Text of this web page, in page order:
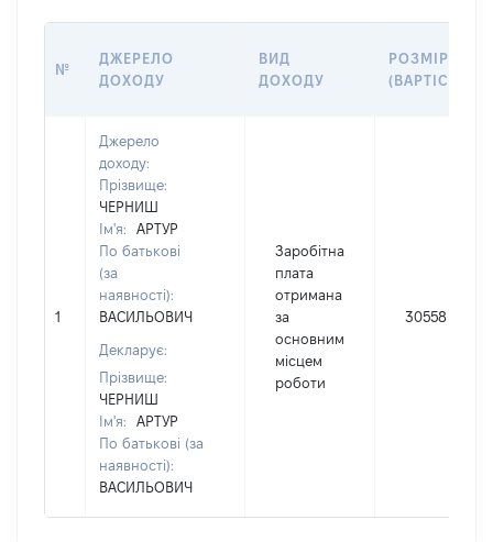
№
ДЖЕРЕЛО
ДОХОДУ
ВИД
ДОХОДУ
РОЗМІР
(ВАРТІСТЬ)
1
Джерело
доходу:
Прізвище:
ЧЕРНИШ
Ім'я:
АРТУР
По батькові
(за
наявності):
ВАСИЛЬОВИЧ
Декларує:
Прізвище:
ЧЕРНИШ
Ім'я:
АРТУР
По батькові (за
наявності):
ВАСИЛЬОВИЧ
Заробітна
плата
отримана
за
основним
місцем
роботи
30558